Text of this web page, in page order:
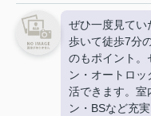
ぜひ一度見てい
歩いて徒歩7分
のもポイント。
ン・オートロ
活できます。室
ン・BSなど充